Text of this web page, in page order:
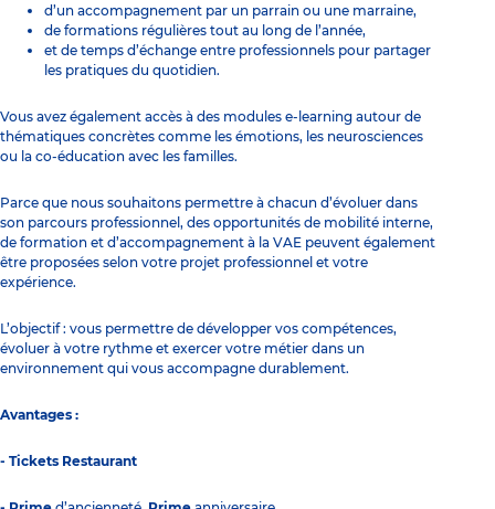
d’un accompagnement par un parrain ou une marraine,
de formations régulières tout au long de l’année,
et de temps d’échange entre professionnels pour partager
les pratiques du quotidien.
Vous avez également accès à des modules e-learning autour de
thématiques concrètes comme les émotions, les neurosciences
ou la co-éducation avec les familles.
Parce que nous souhaitons permettre à chacun d’évoluer dans
son parcours professionnel, des opportunités de mobilité interne,
de formation et d’accompagnement à la VAE peuvent également
être proposées selon votre projet professionnel et votre
expérience.
L’objectif : vous permettre de développer vos compétences,
évoluer à votre rythme et exercer votre métier dans un
environnement qui vous accompagne durablement.
Avantages :
- Tickets Restaurant